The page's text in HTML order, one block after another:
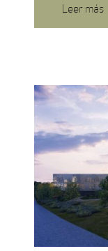
Leer más